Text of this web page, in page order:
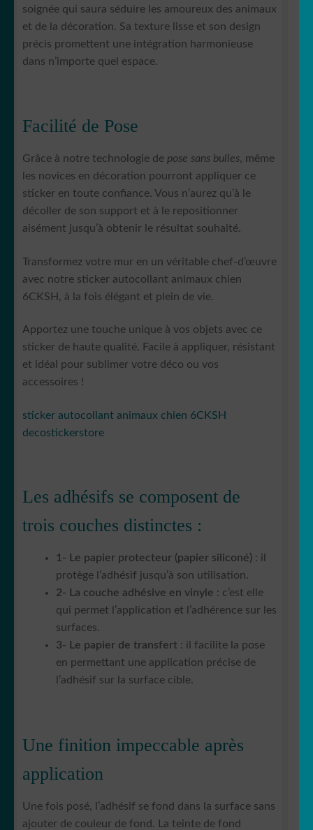
soignée qui saura séduire les amoureux des animaux
et de la décoration. Sa texture lisse et son design
précis promettent une intégration harmonieuse
dans n’importe quel espace.
Facilité de Pose
Grâce à notre technologie de pose sans bulles, même
les novices en décoration pourront appliquer ce
sticker en toute confiance. Vous n’aurez qu’à le
décoller de son support et à le repositionner
aisément jusqu’à obtenir le résultat souhaité.
Transformez votre mur en un véritable chef-d’œuvre
avec notre sticker autocollant animaux chien
6CKSH, à la fois élégant et plein de vie.
Apportez une touche unique à vos objets avec ce
sticker de haute qualité. Facile à appliquer, résistant
et idéal pour sublimer votre déco ou vos
accessoires !
sticker autocollant animaux chien 6CKSH
decostickerstore
Les adhésifs se composent de
trois couches distinctes :
1- Le papier protecteur (papier siliconé) : il
protège l’adhésif jusqu’à son utilisation.
2- La couche adhésive en vinyle : c’est elle
qui permet l’application et l’adhérence sur les
surfaces.
3- Le papier de transfert : il facilite la pose
en permettant une application précise de
l’adhésif sur la surface cible.
Une finition impeccable après
application
Une fois posé, l’adhésif se fond dans la surface sans
ajouter de couleur de fond. La teinte de fond